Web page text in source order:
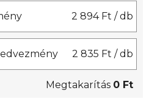
2 894 Ft / db
2 835 Ft / db
Megtakarítás 0 Ft